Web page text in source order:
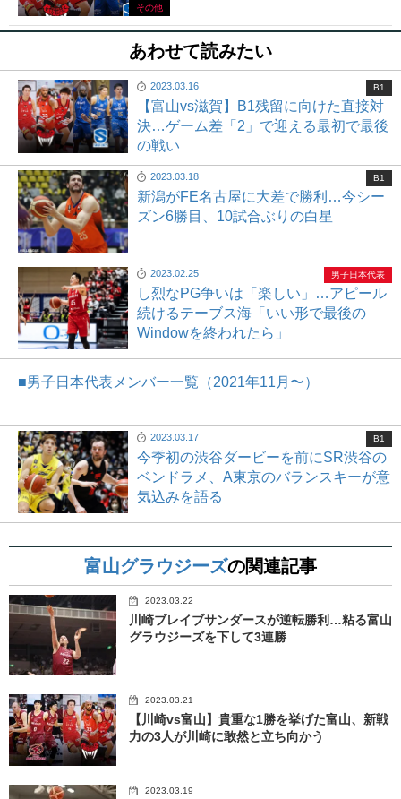
その他
あわせて読みたい
2023.03.16
【富山vs滋賀】B1残留に向けた直接対
決…ゲーム差「2」で迎える最初で最後
の戦い
B1
2023.03.18
新潟がFE名古屋に大差で勝利…今シー
ズン6勝目、10試合ぶりの白星
B1
2023.02.25
し烈なPG争いは「楽しい」…アピール
続けるテーブス海「いい形で最後の
Windowを終われたら」
男子日本代表
■男子日本代表メンバー一覧（2021年11月〜）
2023.03.17
今季初の渋谷ダービーを前にSR渋谷の
ベンドラメ、A東京のバランスキーが意
気込みを語る
B1
富山グラウジーズの関連記事
2023.03.22
川崎ブレイブサンダースが逆転勝利…粘る富山
グラウジーズを下して3連勝
2023.03.21
【川崎vs富山】貴重な1勝を挙げた富山、新戦
力の3人が川崎に敢然と立ち向かう
2023.03.19